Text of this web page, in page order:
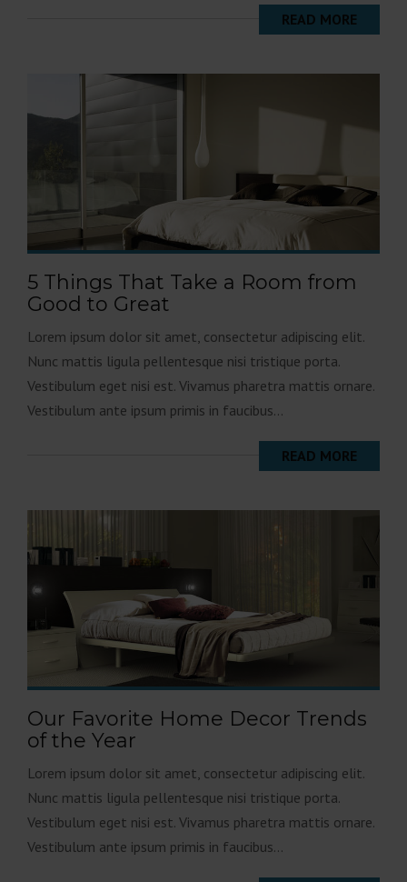
READ MORE
5 Things That Take a Room from
Good to Great
Lorem ipsum dolor sit amet, consectetur adipiscing elit.
Nunc mattis ligula pellentesque nisi tristique porta.
Vestibulum eget nisi est. Vivamus pharetra mattis ornare.
Vestibulum ante ipsum primis in faucibus...
READ MORE
Our Favorite Home Decor Trends
of the Year
Lorem ipsum dolor sit amet, consectetur adipiscing elit.
Nunc mattis ligula pellentesque nisi tristique porta.
Vestibulum eget nisi est. Vivamus pharetra mattis ornare.
Vestibulum ante ipsum primis in faucibus...